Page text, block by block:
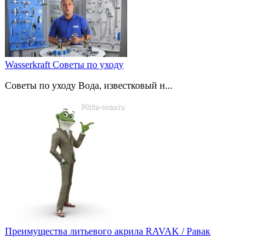
Wasserkraft Советы по уходу
Советы по уходу Вода, известковый н...
Преимущества литьевого акрила RAVAK / Равак